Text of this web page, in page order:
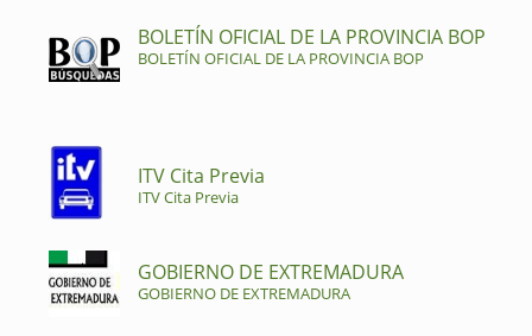
BOLETÍN OFICIAL DE LA PROVINCIA BOP
BOLETÍN OFICIAL DE LA PROVINCIA BOP
ITV Cita Previa
ITV Cita Previa
GOBIERNO DE EXTREMADURA
GOBIERNO DE EXTREMADURA